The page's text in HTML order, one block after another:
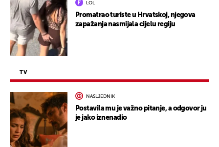
LOL
Promatrao turiste u Hrvatskoj, njegova
zapažanja nasmijala cijelu regiju
TV
NASLJEDNIK
Postavila mu je važno pitanje, a odgovor ju
je jako iznenadio